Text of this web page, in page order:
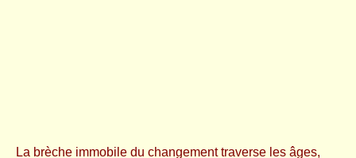
La brèche immobile du changement traverse les âges,